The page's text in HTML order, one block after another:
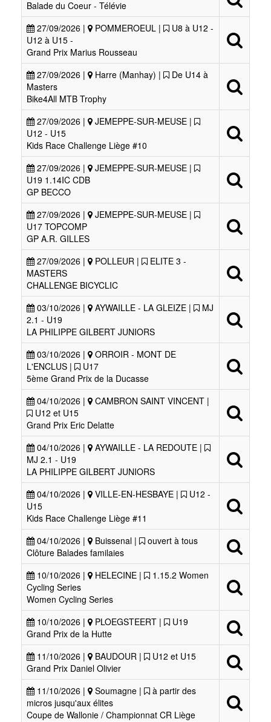
Balade du Coeur - Télévie
27/09/2026 |
POMMEROEUL |
U8 à U12 -
U12 à U15 -
Grand Prix Marius Rousseau
27/09/2026 |
Harre (Manhay) |
De U14 à
Masters
Bike4All MTB Trophy
27/09/2026 |
JEMEPPE-SUR-MEUSE |
U12 - U15
Kids Race Challenge Liège #10
27/09/2026 |
JEMEPPE-SUR-MEUSE |
U19 1.14IC CDB
GP BECCO
27/09/2026 |
JEMEPPE-SUR-MEUSE |
U17 TOPCOMP
GP A.R. GILLES
27/09/2026 |
POLLEUR |
ELITE 3 -
MASTERS
CHALLENGE BICYCLIC
03/10/2026 |
AYWAILLE - LA GLEIZE |
MJ
2.1 - U19
LA PHILIPPE GILBERT JUNIORS
03/10/2026 |
ORROIR - MONT DE
L'ENCLUS |
U17
5ème Grand Prix de la Ducasse
04/10/2026 |
CAMBRON SAINT VINCENT |
U12 et U15
Grand Prix Eric Delatte
04/10/2026 |
AYWAILLE - LA REDOUTE |
MJ 2.1 - U19
LA PHILIPPE GILBERT JUNIORS
04/10/2026 |
VILLE-EN-HESBAYE |
U12 -
U15
Kids Race Challenge Liège #11
04/10/2026 |
Buissenal |
ouvert à tous
Clôture Balades familaies
10/10/2026 |
HELECINE |
1.15.2 Women
Cycling Series
Women Cycling Series
10/10/2026 |
PLOEGSTEERT |
U19
Grand Prix de la Hutte
11/10/2026 |
BAUDOUR |
U12 et U15
Grand Prix Daniel Olivier
11/10/2026 |
Soumagne |
à partir des
micros jusqu'aux élites
Coupe de Wallonie / Championnat CR Liège